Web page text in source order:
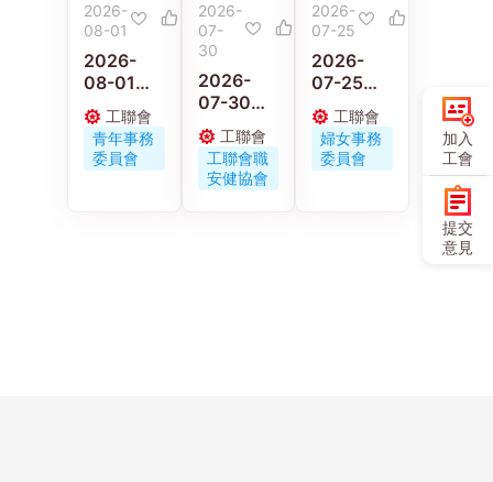
2026-
08-01
2026-
08-01
工聯青年
義工走進
佛山 感受
嶺南工藝
工聯會
青年事務
委員會
2026-
07-
30
2026-
07-30
工聯職安
健協會連
同區議員
古偉冰探
工聯會
工聯會職
安健協會
2026-
07-25
2026-
07-25
工聯會婦
女事務委
員會舉辦
《小蟲蟲
工聯會
婦女事務
委員會
加入
工會
提交
意見